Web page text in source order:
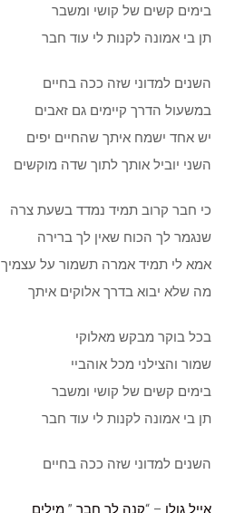
בימים קשים של קושי ומשבר
תן בי אמונה לקנות לי עוד חבר
השנים למדוני שזה ככה בחיים
במשעול הדרך קיימים גם זאבים
יש אחד ישמח איתך שהחיים יפים
השני יוביל אותך לתוך שדה מוקשים
כי חבר קרוב תמיד נמדד בשעת צרה
שנגמר לך הכוח שאין לך ברירה
אמא לי תמיד אמרה תשמור על עצמיך
מה שלא יבוא בדרך אלוקים איתך
בכל בוקר מבקש מאלוקי
שמור והצילני מכל אוהביי
בימים קשים של קושי ומשבר
תן בי אמונה לקנות לי עוד חבר
השנים למדוני שזה ככה בחיים
אייל גולן – “קנה לך חבר ” מילים